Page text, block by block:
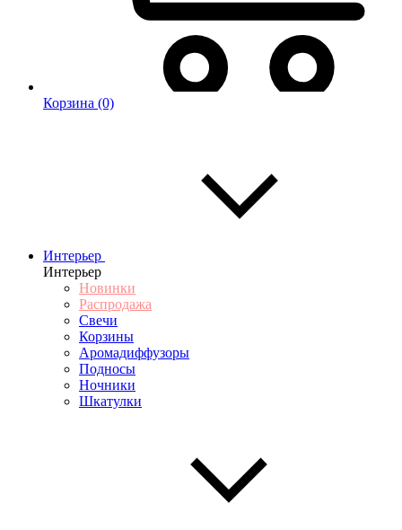
Корзина (0)
Интерьер
Интерьер
Новинки
Распродажа
Свечи
Корзины
Аромадиффузоры
Подносы
Ночники
Шкатулки